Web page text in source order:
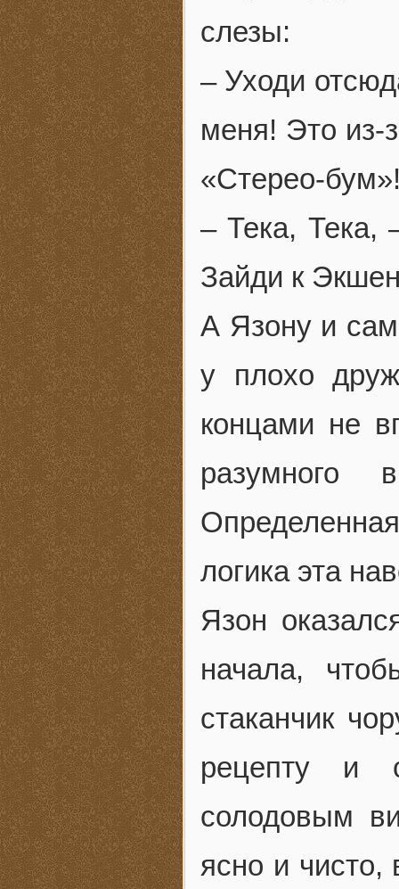
слезы:
– Уходи
меня! Это из-
«Стерео-
– Тека, Тека,
Зайди к
А Язону и
у плохо
концами не
разумного
логика эта
Язон
начала,
стаканчик
рецепту и
солодовым
ясно и